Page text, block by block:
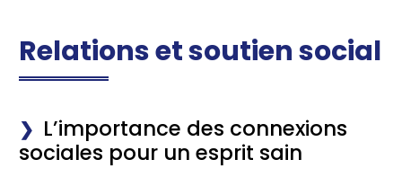
Relations et soutien social
L’importance des connexions
sociales pour un esprit sain